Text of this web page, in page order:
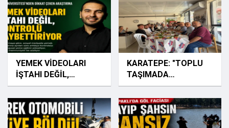
YEMEK VİDEOLARI
İŞTAHI DEĞİL,
KONTROLÜ
KAYBETTİRİYOR
KARATEPE: "TOPLU
TAŞIMADA
MAĞDURUZ"